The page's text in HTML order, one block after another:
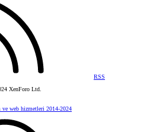
RSS
XenForo Ltd.
web hizmetleri 2014-2024